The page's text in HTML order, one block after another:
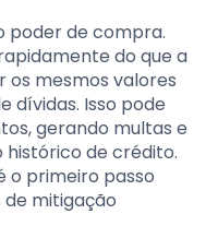
poder de compra.
do que a
os mesmos valores
dívidas. Isso pode
gerando multas e
de crédito.
o primeiro passo
mitigação